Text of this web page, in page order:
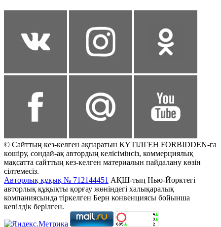
© Сайттың кез-келген ақпаратын КҮТІЛГЕН FORBIDDEN-ға
көшіру, сондай-ақ автордың келісімінсіз, коммерциялық
мақсатта сайттың кез-келген материалын пайдалану көзін
сілтемесіз.
Авторлық құқық № 712144451 АҚШ-тың Нью-Йорктегі
авторлық құқықты қорғау жөніндегі халықаралық
компаниясында тіркелген Берн конвенциясы бойынша
кепілдік берілген.